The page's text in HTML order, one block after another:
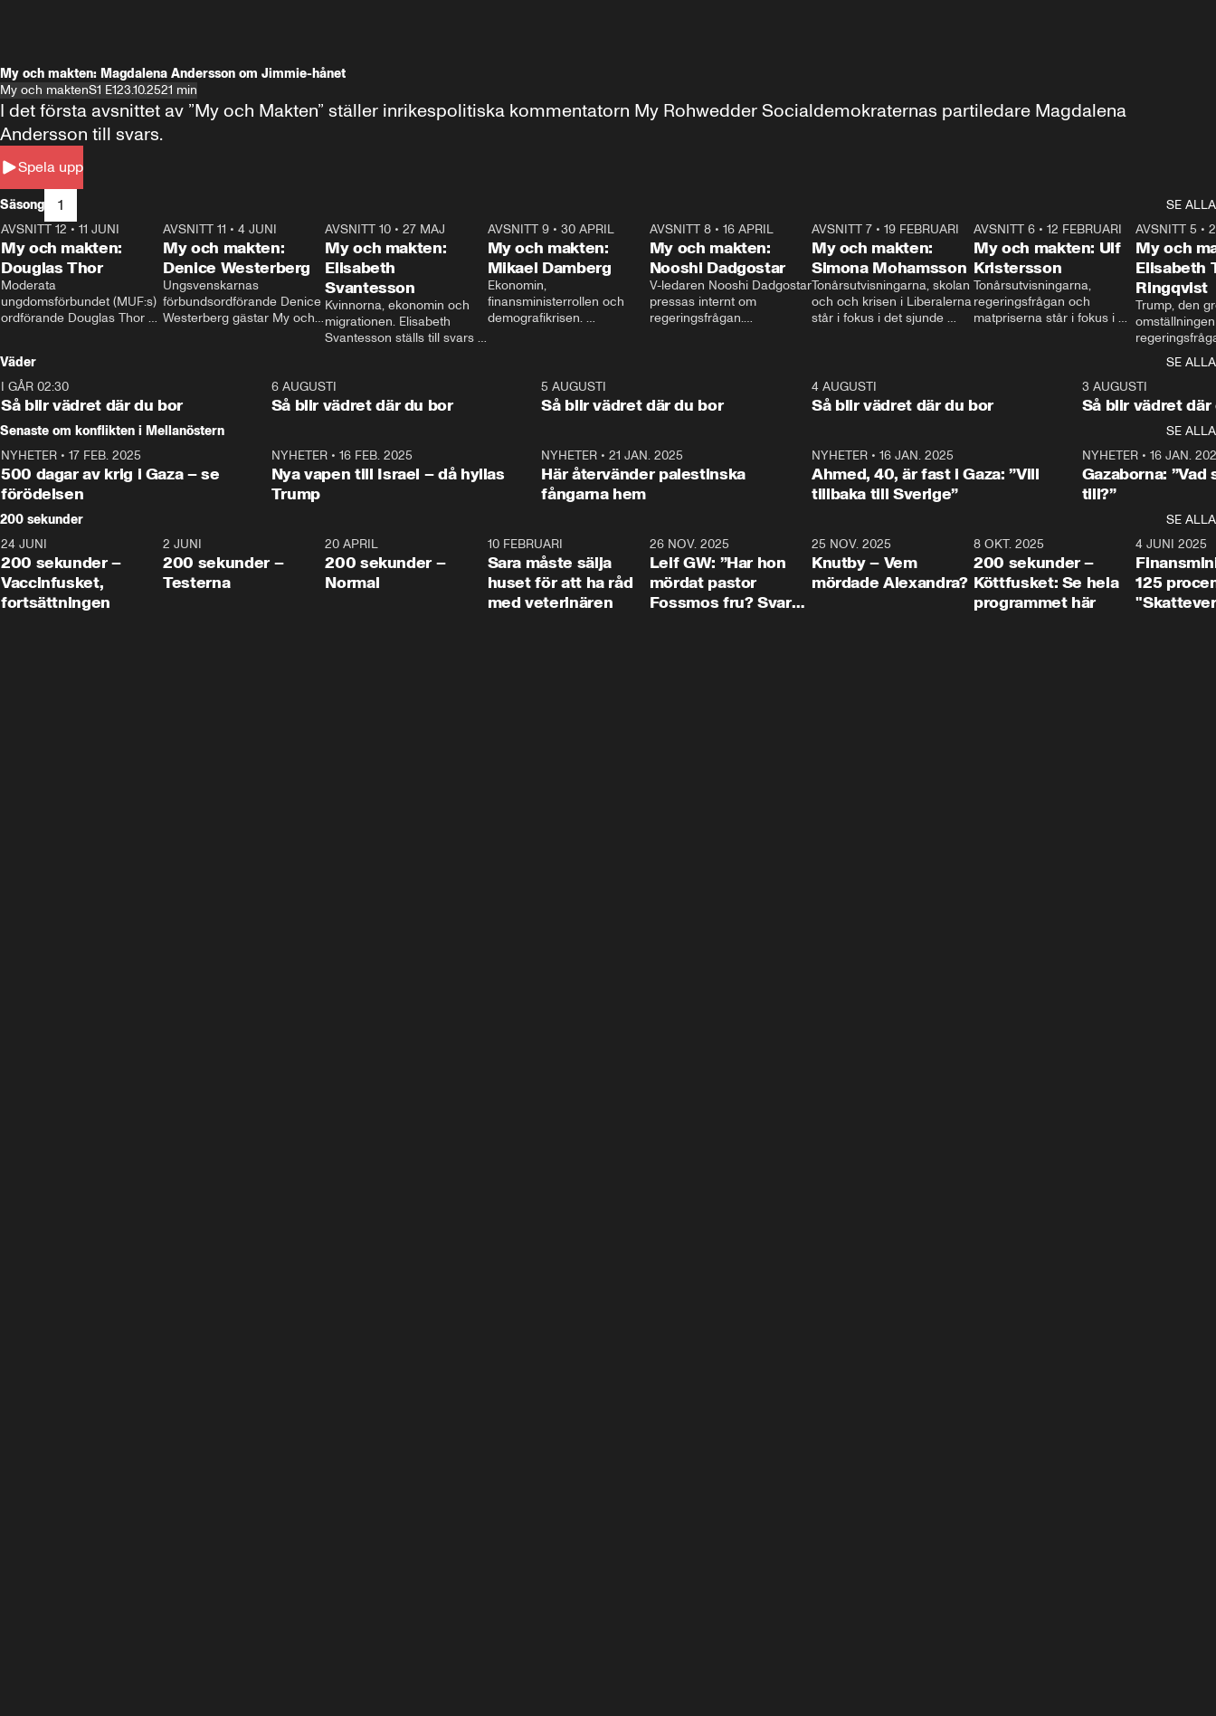
My och makten: Magdalena Andersson om Jimmie-hånet
My och maktenS1 E123.10.2521 min
Spela upp
I det första avsnittet av ”My och Makten” ställer inrikespolitiska kommentatorn My Rohwedder Socialdemokraternas partiledare Magdalena
Andersson till svars.
Säsong 1
SE ALLA
26:27
AVSNITT 12 • 11 JUNI
My och makten:
Douglas Thor
Moderata
ungdomsförbundet (MUF:s)
ordförande Douglas Thor
tonårsutvisningarna och hur
Moderaterna ska locka
väljare till valet i höst.
23:40
AVSNITT 11 •4 JUNI
My och makten:
Denice Westerberg
Ungsvenskarnas
förbundsordförande Denice
Westerberg gästar My och
AVSNITT 10 •27 MAJ
My och makten:
Elisabeth
Svantesson
Kvinnorna, ekonomin och
migrationen. Elisabeth
Svantesson ställs till svars
AVSNITT 9• 30 APRIL
My och makten:
Mikael Damberg
Ekonomin,
finansministerrollen och
demografikrisen.
och Makten.
AVSNITT 8• 16 APRIL
My och makten:
Nooshi Dadgostar
V-ledaren Nooshi Dadgostar
pressas internt om
regeringsfrågan.
– Vi ställer upp i val. Ska vi
vara med så sitter vi förstås
24:30
AVSNITT 7• 19 FEBRUARI
My och makten:
Simona Mohamsson
Tonårsutvisningarna, skolan
och och krisen i Liberalerna
står i fokus i det sjunde
kommentator My
Rohwedder ställer
utbildnings- och
Mohamsson till svars.
27:30
AVSNITT 6 •12 FEBRUARI
My och makten: Ulf
Kristersson
Tonårsutvisningarna,
regeringsfrågan och
matpriserna står i fokus i
Rohwedder ställer
statsminister Ulf Kristersson
AVSNITT 5 •
My och
Elisabeth
Ringqvist
Trump, den
centrum i
avsnittet av
Makten”. Se
Aftonbladets
Rohwedder
Thand Ring
Väder
SE ALLA
I GÅR 02:30
Så blir vädret där du bor
1:06
6 AUGUSTI
Så blir vädret där du bor
5 AUGUSTI
Så blir vädret där du bor
4 AUGUSTI
Så blir vädret där du bor
3 AUGUSTI
Så blir vädret där
Senaste om konflikten i Mellanöstern
SE ALLA
NYHETER • 17 FEB. 2025
500 dagar av krig i Gaza – se
förödelsen
NYHETER• 16 FEB. 2025
Nya vapen till Israel – då hyllas
Trump
NYHETER •21 JAN. 2025
Här återvänder palestinska
fångarna hem
NYHETER• 16 JAN. 2025
Ahmed, 40, är fast i Gaza: ”Vill
tillbaka till Sverige”
NYHETER• 16 JAN.
Gazaborna:
till?”
200 sekunder
SE ALLA
5:00
24 JUNI
200 sekunder –
Vaccinfusket,
fortsättningen
4:23
2 JUNI
200 sekunder –
Testerna
20 APRIL
200 sekunder –
Normal
10 FEBRUARI
Sara måste sälja
huset för att ha råd
med veterinären
26 NOV. 2025
Leif GW: ”Har hon
mördat pastor
Fossmos fru? Svar
31:05
25 NOV. 2025
Knutby – Vem
mördade Alexandra?
4:29
8 OKT. 2025
200 sekunder –
Köttfusket: Se hela
programmet här
4 JUNI 2025
125